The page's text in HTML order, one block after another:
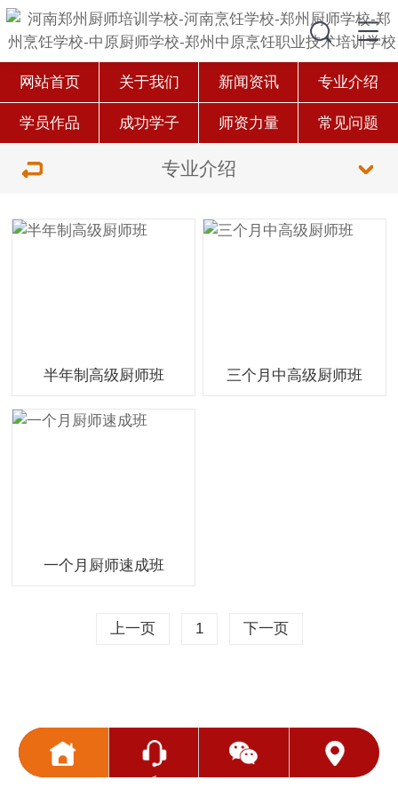
网站首页 关于我们 新闻资讯 专业介绍
学员作品 成功学子 师资力量 常见问题
专业介绍
半年制高级厨师班 三个月中高级厨师班
一个月厨师速成班
上一页 1 下一页
<